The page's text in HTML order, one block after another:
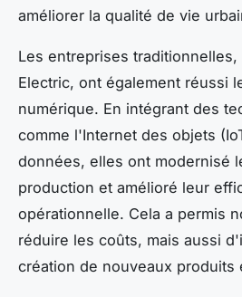
améliorer la qualité de vie
Les entreprises
Electric, ont également réussi
numérique. En intégrant des
comme l'Internet des objets
données, elles ont modernisé
production et amélioré leur
opérationnelle. Cela a permis
réduire les coûts, mais aussi
création de nouveaux produits